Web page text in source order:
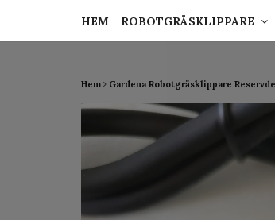
Hem Gardena Robotgräsklippare
HEM ROBOTGRÄSKLIPPARE